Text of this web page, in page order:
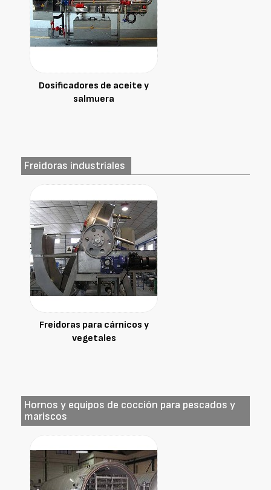
Dosificadores de aceite y
salmuera
Freidoras industriales
Freidoras para cárnicos y
vegetales
Hornos y equipos de cocción para pescados y
mariscos